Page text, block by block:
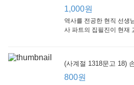
Little, Brown
1,000원
1,000원
역사를 전공한 현직 선생
사 파트의 집필진이 현재
(사계절 1318문고 18)
800원